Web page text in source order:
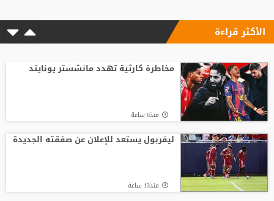
الأكثر قراءة
مخاطرة كارثية تهدد مانشستر يونايتد
منذ6 ساعة
ليفربول يستعد للإعلان عن صفقته الجديدة
منذ13 ساعة